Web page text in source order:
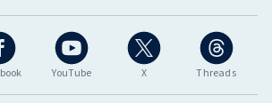
YouTube X Threads